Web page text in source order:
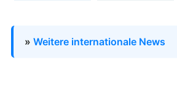
» Weitere internationale News